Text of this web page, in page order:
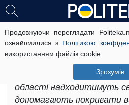
Продовжуючи переглядати
ознайомилися з Політикою
використанням файлів cookie.
Зрозумів
Доплати для
Чернігівській
будуть нараховані
Доплати для пенсіонерів у
області надходитимуть
допомагають покривати